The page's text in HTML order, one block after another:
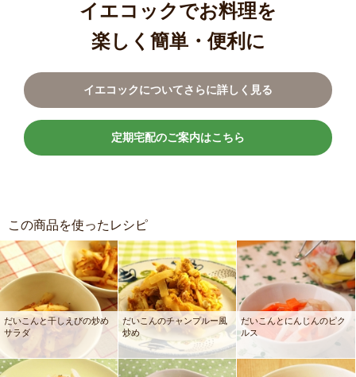
イエコックでお料理を
楽しく簡単・便利に
イエコックについてさらに詳しく見る
定期宅配のご案内はこちら
この商品を使ったレシピ
だいこんと干しえびの炒め
サラダ
だいこんのチャンプルー風
炒め
だいこんとにんじんのピク
ルス